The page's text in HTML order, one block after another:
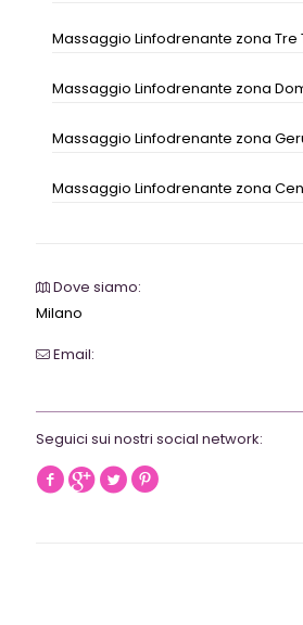
Massaggio Linfodrenante zona Tre
Massaggio Linfodrenante zona
Massaggio Linfodrenante zona
Massaggio Linfodrenante zona
Dove siamo:
Milano
Email:
Seguici sui nostri social network: